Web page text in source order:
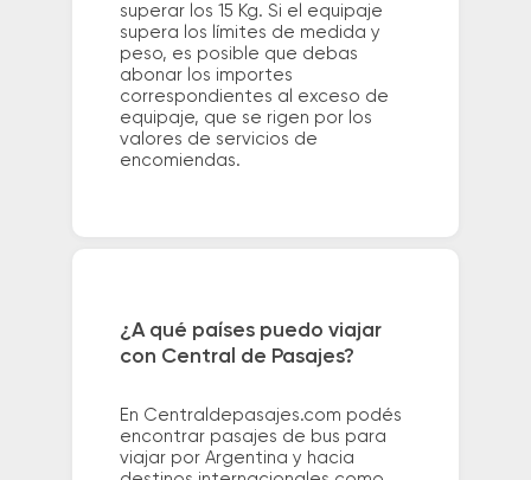
superar los 15 Kg. Si el equipaje
supera los límites de medida y
peso, es posible que debas
abonar los importes
correspondientes al exceso de
equipaje, que se rigen por los
valores de servicios de
encomiendas.
¿A qué países puedo viajar
con Central de Pasajes?
En Centraldepasajes.com podés
encontrar pasajes de bus para
viajar por Argentina y hacia